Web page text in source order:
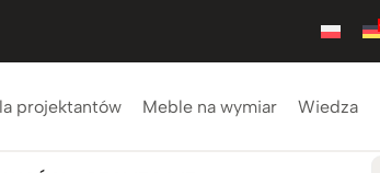
projektantów Meble na wymiar Wiedza